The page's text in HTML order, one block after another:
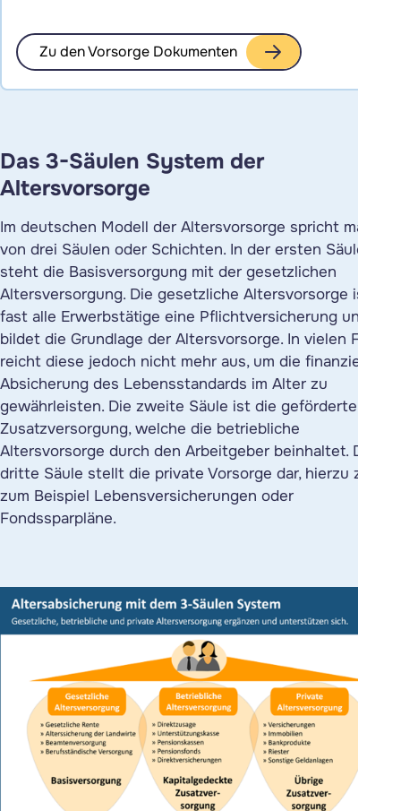
Zu den Vorsorge Dokumenten
Das 3-Säulen System der
Altersvorsorge
Im deutschen Modell der Altersvorsorge spricht man
von drei Säulen oder Schichten. In der ersten Säule
steht die Basisversorgung mit der gesetzlichen
Altersversorgung. Die gesetzliche Altersvorsorge ist für
fast alle Erwerbstätige eine Pflichtversicherung und
bildet die Grundlage der Altersvorsorge. In vielen Fällen
reicht diese jedoch nicht mehr aus, um die finanzielle
Absicherung des Lebensstandards im Alter zu
gewährleisten. Die zweite Säule ist die geförderte
Zusatzversorgung, welche die betriebliche
Altersvorsorge durch den Arbeitgeber beinhaltet. Die
dritte Säule stellt die private Vorsorge dar, hierzu zählen
zum Beispiel Lebensversicherungen oder
Fondssparpläne.